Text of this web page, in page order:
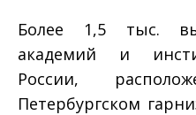
Более 1,5 тыс.
академий и
России,
Петербургском